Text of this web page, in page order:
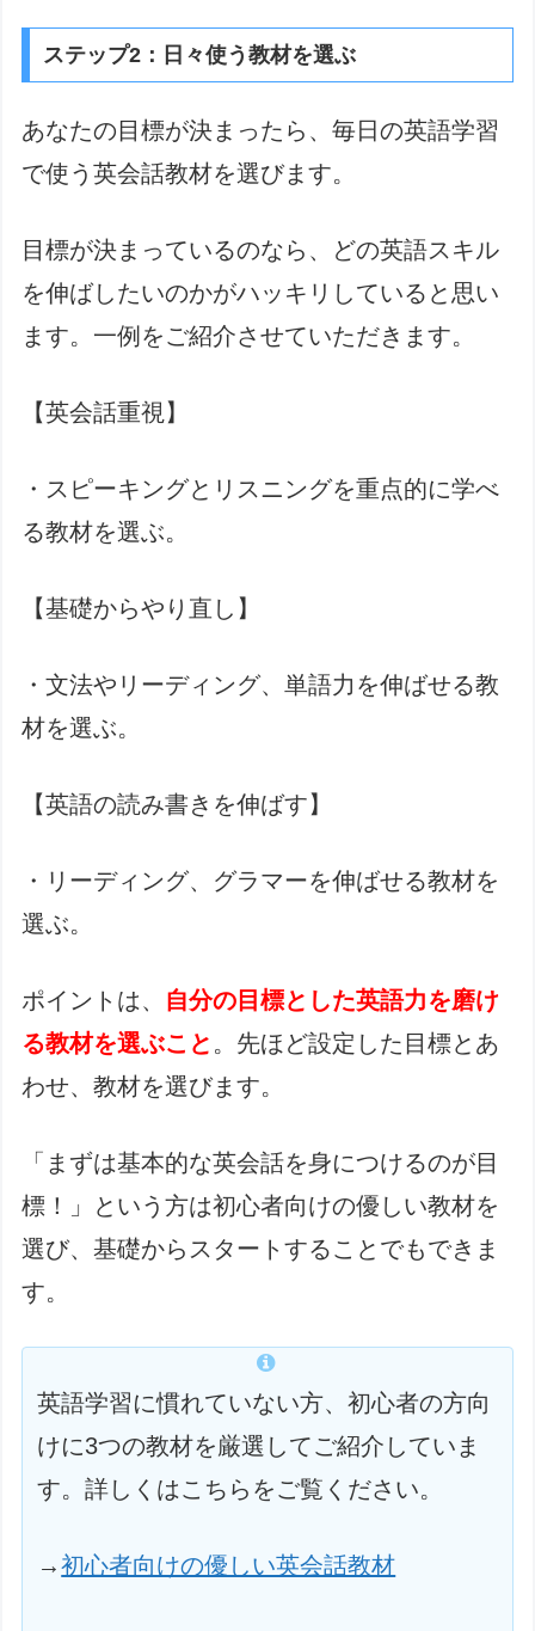
ステップ2：日々使う教材を選ぶ
あなたの目標が決まったら、毎日の英語学習
で使う英会話教材を選びます。
目標が決まっているのなら、どの英語スキル
を伸ばしたいのかがハッキリしていると思い
ます。一例をご紹介させていただきます。
【英会話重視】
・スピーキングとリスニングを重点的に学べ
る教材を選ぶ。
【基礎からやり直し】
・文法やリーディング、単語力を伸ばせる教
材を選ぶ。
【英語の読み書きを伸ばす】
・リーディング、グラマーを伸ばせる教材を
選ぶ。
ポイントは、 自分の目標とした英語力を磨け
る教材を選ぶこと 。先ほど設定した目標とあ
わせ、教材を選びます。
「まずは基本的な英会話を身につけるのが目
標！」という方は初心者向けの優しい教材を
選び、基礎からスタートすることでもできま
す。
英語学習に慣れていない方、初心者の方向
けに3つの教材を厳選してご紹介していま
す。詳しくはこちらをご覧ください。
→初心者向けの優しい英会話教材